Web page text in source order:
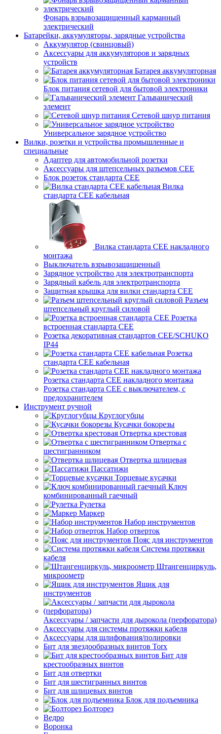
Фонарь взрывозащищенный карманный
электрический
Батарейки, аккумуляторы, зарядные устройства
Аккумулятор (свинцовый)
Аксессуары для аккумуляторов и зарядных
устройств
Батарея аккумуляторная
Блок питания сетевой для бытовой электроники
Гальванический
элемент
Сетевой шнур питания
Универсальное зарядное устройство
Вилки, розетки и устройства промышленные и
специальные
Адаптер для автомобильной розетки
Аксессуары для штепсельных разъемов CEE
Блок розеток стандарта CEE
Вилка
стандарта CEE кабельная
Вилка стандарта CEE накладного
монтажа
Выключатель взрывозащищенный
Зарядное устройство для электротранспорта
Зарядный кабель для электротранспорта
Защитная крышка для вилки стандарта CEE
Разъем
штепсельный круглый силовой
Розетка
встроенная стандарта CEE
Розетка декоративная стандартов CEE/SCHUKO
IP44
Розетка
стандарта СЕЕ кабельная
Розетка стандарта СЕЕ накладного монтажа
Розетка стандарта СЕЕ с выключателем, с
предохранителем
Инструмент ручной
Круглогубцы
Кусачки бокорезы
Отвертка крестовая
Отвертка с
шестигранником
Отвертка шлицевая
Пассатижи
Торцевые кусачки
Ключ
комбинированный гаечный
Рулетка
Маркер
Набор инструментов
Набор отверток
Пояс для инструментов
Система протяжки
кабеля
Штангенциркуль,
микроометр
Ящик для
инструментов
Аксессуары / запчасти для дырокола (перфоратора)
Аксессуары для системы протяжки кабеля
Аксессуары для шлифования/полировки
Бит для звездообразных винтов Torx
Бит для
крестообразных винтов
Бит для отвертки
Бит для шестигранных винтов
Бит для шлицевых винтов
Блок для подъемника
Болторез
Ведро
Воронка